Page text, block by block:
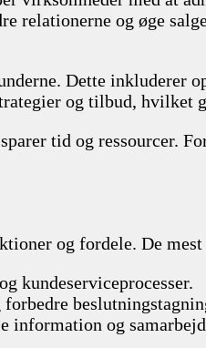
relationerne og øge
Dette inkluderer
og tilbud, hvilket
tid og ressourcer.
og fordele. De
kundeserviceprocesser.
og